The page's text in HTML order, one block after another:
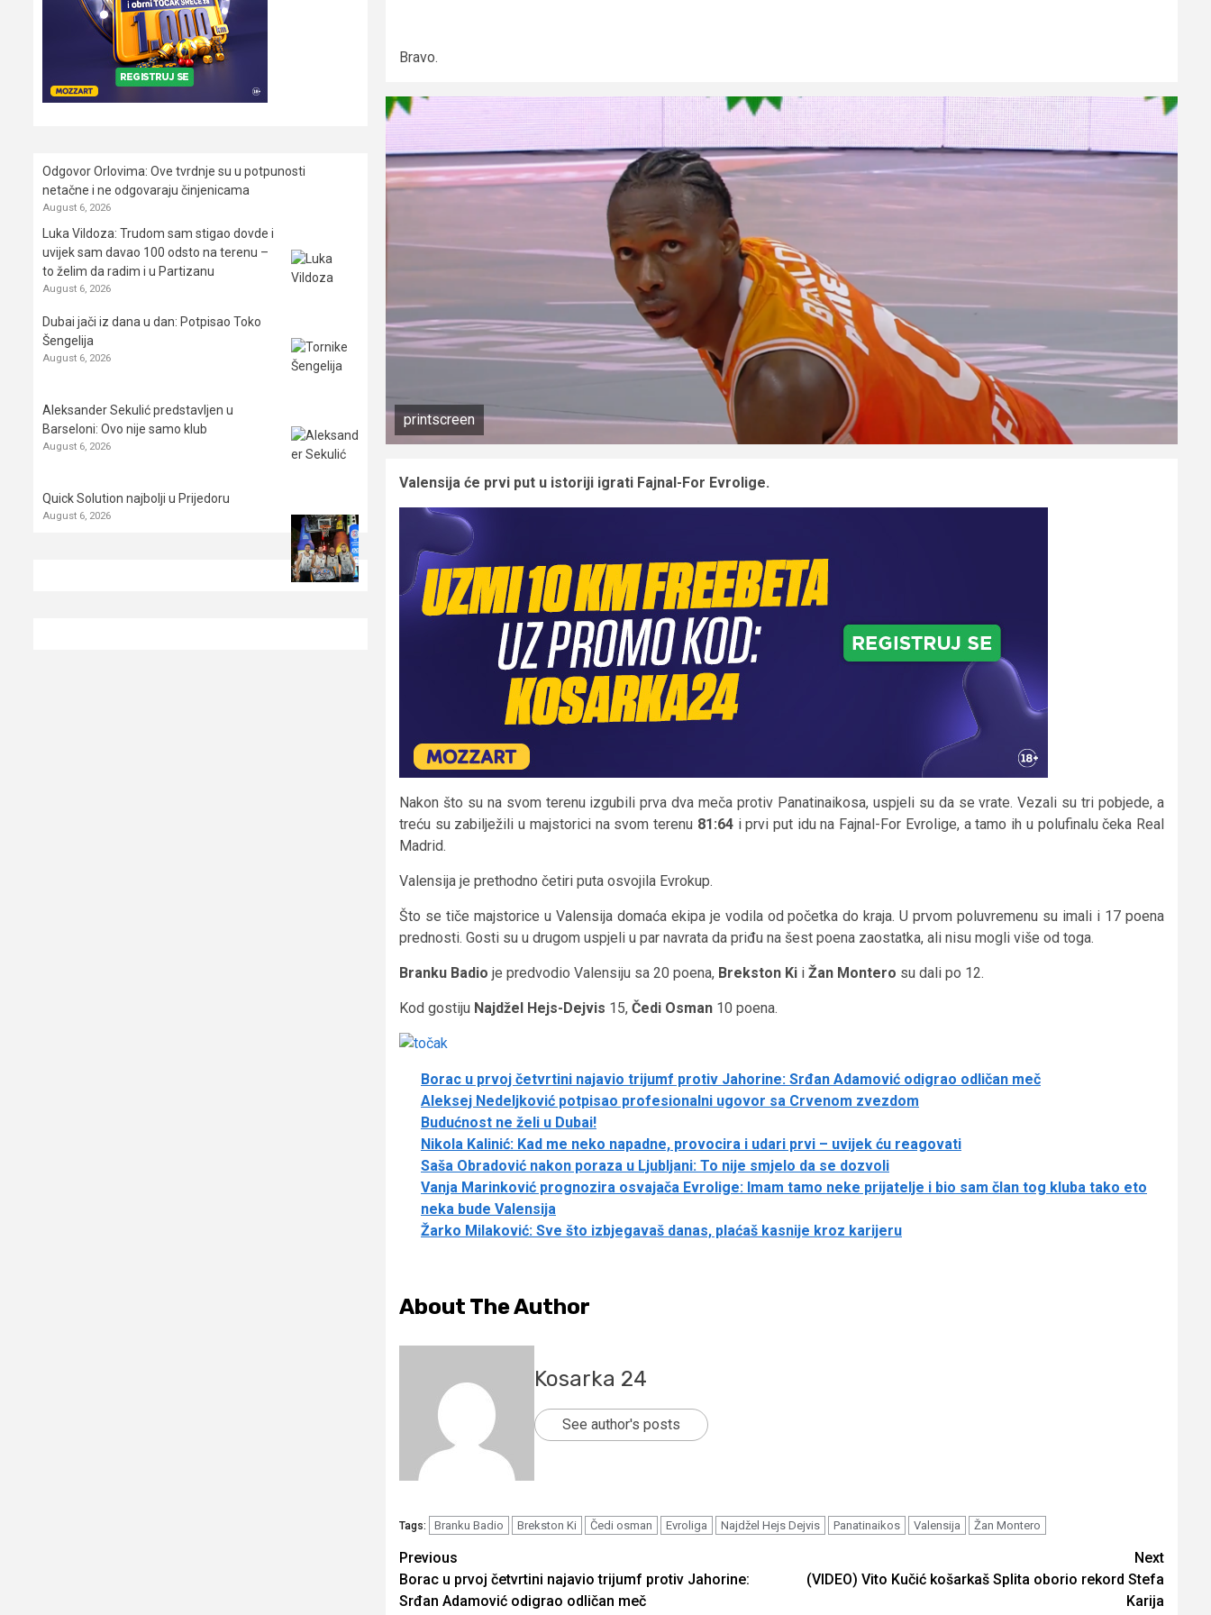
Bravo.
printscreen
Valensija će prvi put u istoriji igrati Fajnal-For Evrolige.
Nakon što su na svom terenu izgubili prva dva meča protiv Panatinaikosa, uspjeli su da se vrate. Vezali su tri pobjede, a
treću su zabilježili u majstorici na svom terenu 81:64 i prvi put idu na Fajnal-For Evrolige, a tamo ih u polufinalu čeka Real
Madrid.
Valensija je prethodno četiri puta osvojila Evrokup.
Što se tiče majstorice u Valensija domaća ekipa je vodila od početka do kraja. U prvom poluvremenu su imali i 17 poena
prednosti. Gosti su u drugom uspjeli u par navrata da priđu na šest poena zaostatka, ali nisu mogli više od toga.
Branku Badio je predvodio Valensiju sa 20 poena, Brekston Ki i Žan Montero su dali po 12.
Kod gostiju Najdžel Hejs-Dejvis 15, Čedi Osman 10 poena.
Borac u prvoj četvrtini najavio trijumf protiv Jahorine: Srđan Adamović odigrao odličan meč
Aleksej Nedeljković potpisao profesionalni ugovor sa Crvenom zvezdom
Budućnost ne želi u Dubai!
Nikola Kalinić: Kad me neko napadne, provocira i udari prvi – uvijek ću reagovati
Saša Obradović nakon poraza u Ljubljani: To nije smjelo da se dozvoli
Vanja Marinković prognozira osvajača Evrolige: Imam tamo neke prijatelje i bio sam član tog kluba tako eto
neka bude Valensija
Žarko Milaković: Sve što izbjegavaš danas, plaćaš kasnije kroz karijeru
About The Author
Kosarka 24
See author's posts
Tags: Branku Badio Brekston Ki Čedi osman Evroliga Najdžel Hejs Dejvis Panatinaikos Valensija Žan Montero
Continue
Reading
Previous
Borac u prvoj četvrtini najavio trijumf protiv Jahorine:
Srđan Adamović odigrao odličan meč
Next
(VIDEO) Vito Kučić košarkaš Splita oborio rekord Stefa
Karija
Odgovor Orlovima: ​Ove tvrdnje su u potpunosti
netačne i ne odgovaraju činjenicama
August 6, 2026
Luka Vildoza: Trudom sam stigao dovde i
uvijek sam davao 100 odsto na terenu –
to želim da radim i u Partizanu
August 6, 2026
Dubai jači iz dana u dan: Potpisao Toko
Šengelija
August 6, 2026
Aleksander Sekulić predstavljen u
Barseloni: Ovo nije samo klub
August 6, 2026
Quick Solution najbolji u Prijedoru
August 6, 2026